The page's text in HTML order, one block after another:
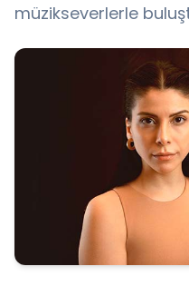
müzikseverlerle